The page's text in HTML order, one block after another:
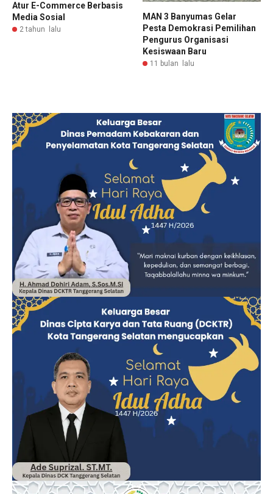
Atur E-Commerce Berbasis
Media Sosial
2 tahun lalu
MAN 3 Banyumas Gelar
Pesta Demokrasi Pemilihan
Pengurus Organisasi
Kesiswaan Baru
11 bulan lalu